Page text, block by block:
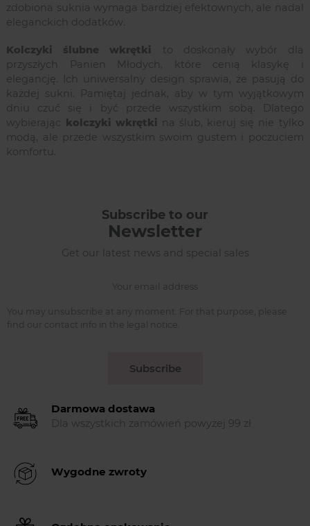
zdobiona suknia wymaga bardziej efektownych, ale nadal
eleganckich dodatków.
Kolczyki ślubne wkrętki to doskonały wybór dla
przyszłych Panien Młodych, które cenią klasykę i
elegancję. Ich uniwersalny design sprawia, że pasują do
każdej sukni. Pamiętaj jednak, aby w tym wyjątkowym
dniu czuć się i być przede wszystkim sobą. Dlatego
wybierając kolczyki wkrętki na ślub, kieruj się nie tylko
modą, ale przede wszystkim swoim gustem i poczuciem
komfortu.
Subscribe to our
Newsletter
Get our latest news and special sales
You may unsubscribe at any moment. For that purpose, please
find our contact info in the legal notice.
Subscribe
Darmowa dostawa
Dla wszystkich zamówień powyżej 99 zł
Wygodne zwroty